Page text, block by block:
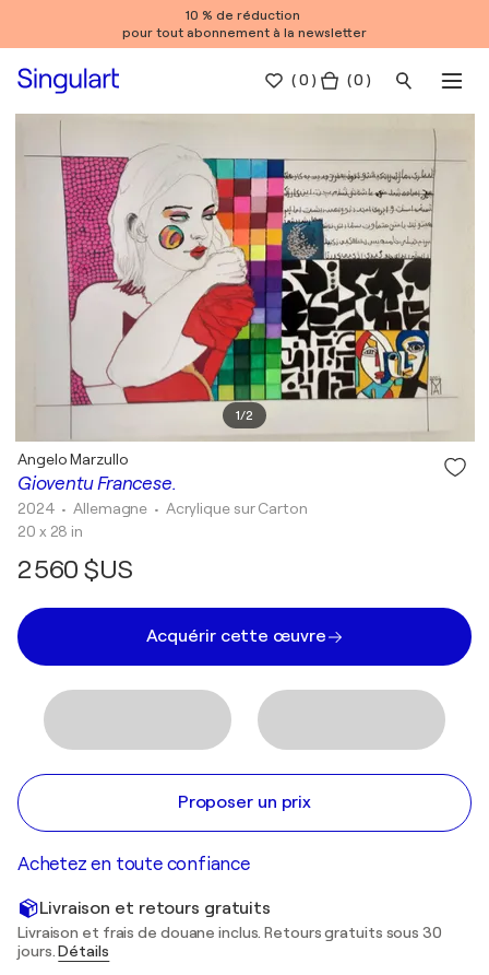
10 % de réduction
pour tout abonnement à la newsletter
(0 ) ( 0 )
1/2
Gioventu Francese.
Angelo Marzullo
2024 • Allemagne • Acrylique sur Carton
20 x 28 in
2 560 $US
Acquérir cette œuvre
Proposer un prix
Achetez en toute confiance
Livraison et retours gratuits
Livraison et frais de douane inclus. Retours gratuits sous 30
jours.Détails